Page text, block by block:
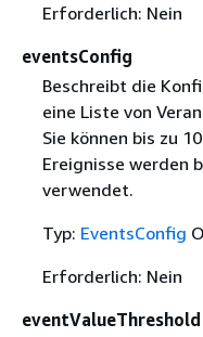
Erforderlich: Nein
eventsConfig
Beschreibt die
eine Liste von
Sie können bis zu
Ereignisse werden
verwendet.
Typ: EventsConfig
Erforderlich: Nein
eventValueThreshold